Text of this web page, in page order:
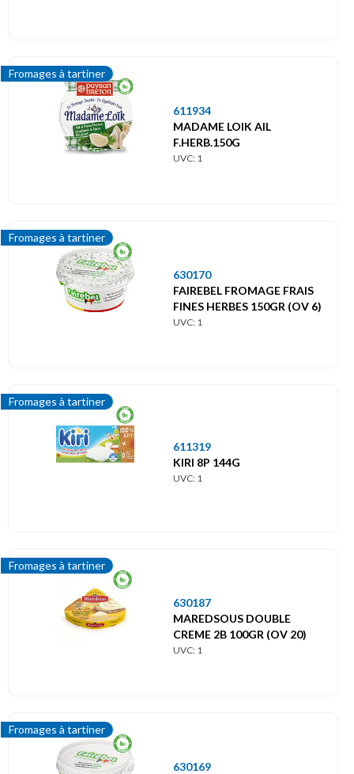
Fromages à tartiner
611934
MADAME LOIK AIL
F.HERB.150G
UVC: 1
Fromages à tartiner
630170
FAIREBEL FROMAGE FRAIS
FINES HERBES 150GR (OV 6)
UVC: 1
Fromages à tartiner
611319
KIRI 8P 144G
UVC: 1
Fromages à tartiner
630187
MAREDSOUS DOUBLE
CREME 2B 100GR (OV 20)
UVC: 1
Fromages à tartiner
630169